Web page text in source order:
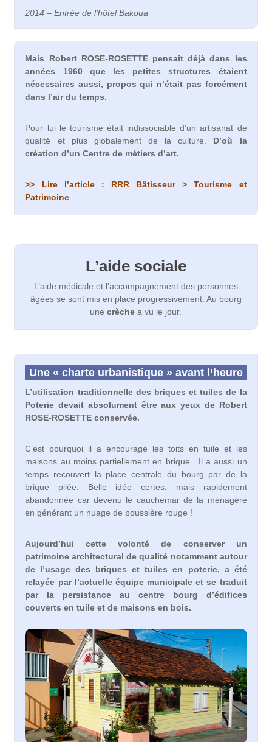
2014 – Entrée de l’hôtel Bakoua
Mais Robert ROSE-ROSETTE pensait déjà dans les
années 1960 que les petites structures étaient
nécessaires aussi, propos qui n’était pas forcément
dans l’air du temps.
Pour lui le tourisme était indissociable d’un artisanat de
qualité et plus globalement de la culture. D’où la
création d’un Centre de métiers d’art.
>> Lire l’article : RRR Bâtisseur > Tourisme et
Patrimoine
L’aide sociale
L’aide médicale et l’accompagnement des personnes
âgées se sont mis en place progressivement. Au bourg
unecrèche a vu le jour.
Une « charte urbanistique » avant l’heure
L’utilisation traditionnelle des briques et tuiles de la
Poterie devait absolument être aux yeux de Robert
ROSE-ROSETTE conservée.
C’est pourquoi il a encouragé les toits en tuile et les
maisons au moins partiellement en brique…Il a aussi un
temps recouvert la place centrale du bourg par de la
brique pilée. Belle idée certes, mais rapidement
abandonnée car devenu le cauchemar de la ménagère
en générant un nuage de poussière rouge !
Aujourd’hui cette volonté de conserver un
patrimoine architectural de qualité notamment autour
de l’usage des briques et tuiles en poterie, a été
relayée par l’actuelle équipe municipale et se traduit
par la persistance au centre bourg d’édifices
couverts en tuile et de maisons en bois.